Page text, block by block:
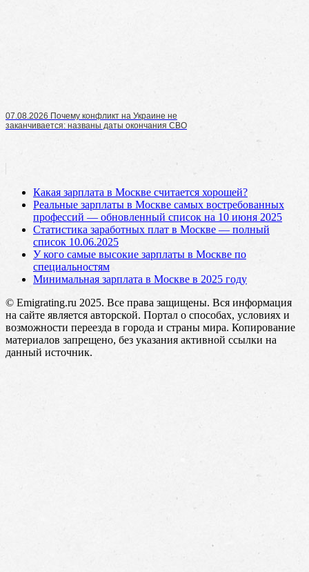
07.08.2026 Почему конфликт на Украине не
заканчивается: названы даты окончания СВО
Какая зарплата в Москве считается хорошей?
Реальные зарплаты в Москве самых востребованных
профессий — обновленный список на 10 июня 2025
Статистика заработных плат в Москве — полный
список 10.06.2025
У кого самые высокие зарплаты в Москве по
специальностям
Минимальная зарплата в Москве в 2025 году
© Emigrating.ru 2025. Все права защищены. Вся информация
на сайте является авторской. Портал о способах, условиях и
возможности переезда в города и страны мира. Копирование
материалов запрещено, без указания активной ссылки на
данный источник.